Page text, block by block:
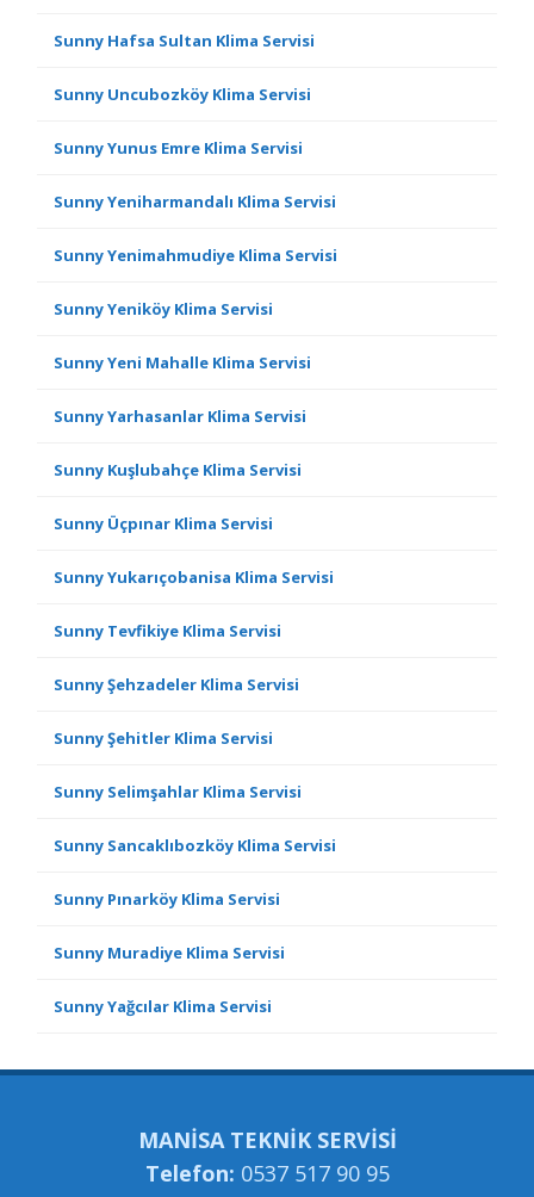
Sunny Hafsa Sultan Klima Servisi
Sunny Uncubozköy Klima Servisi
Sunny Yunus Emre Klima Servisi
Sunny Yeniharmandalı Klima Servisi
Sunny Yenimahmudiye Klima Servisi
Sunny Yeniköy Klima Servisi
Sunny Yeni Mahalle Klima Servisi
Sunny Yarhasanlar Klima Servisi
Sunny Kuşlubahçe Klima Servisi
Sunny Üçpınar Klima Servisi
Sunny Yukarıçobanisa Klima Servisi
Sunny Tevfikiye Klima Servisi
Sunny Şehzadeler Klima Servisi
Sunny Şehitler Klima Servisi
Sunny Selimşahlar Klima Servisi
Sunny Sancaklıbozköy Klima Servisi
Sunny Pınarköy Klima Servisi
Sunny Muradiye Klima Servisi
Sunny Yağcılar Klima Servisi
MANİSA TEKNİK SERVİSİ
Telefon: 0537 517 90 95